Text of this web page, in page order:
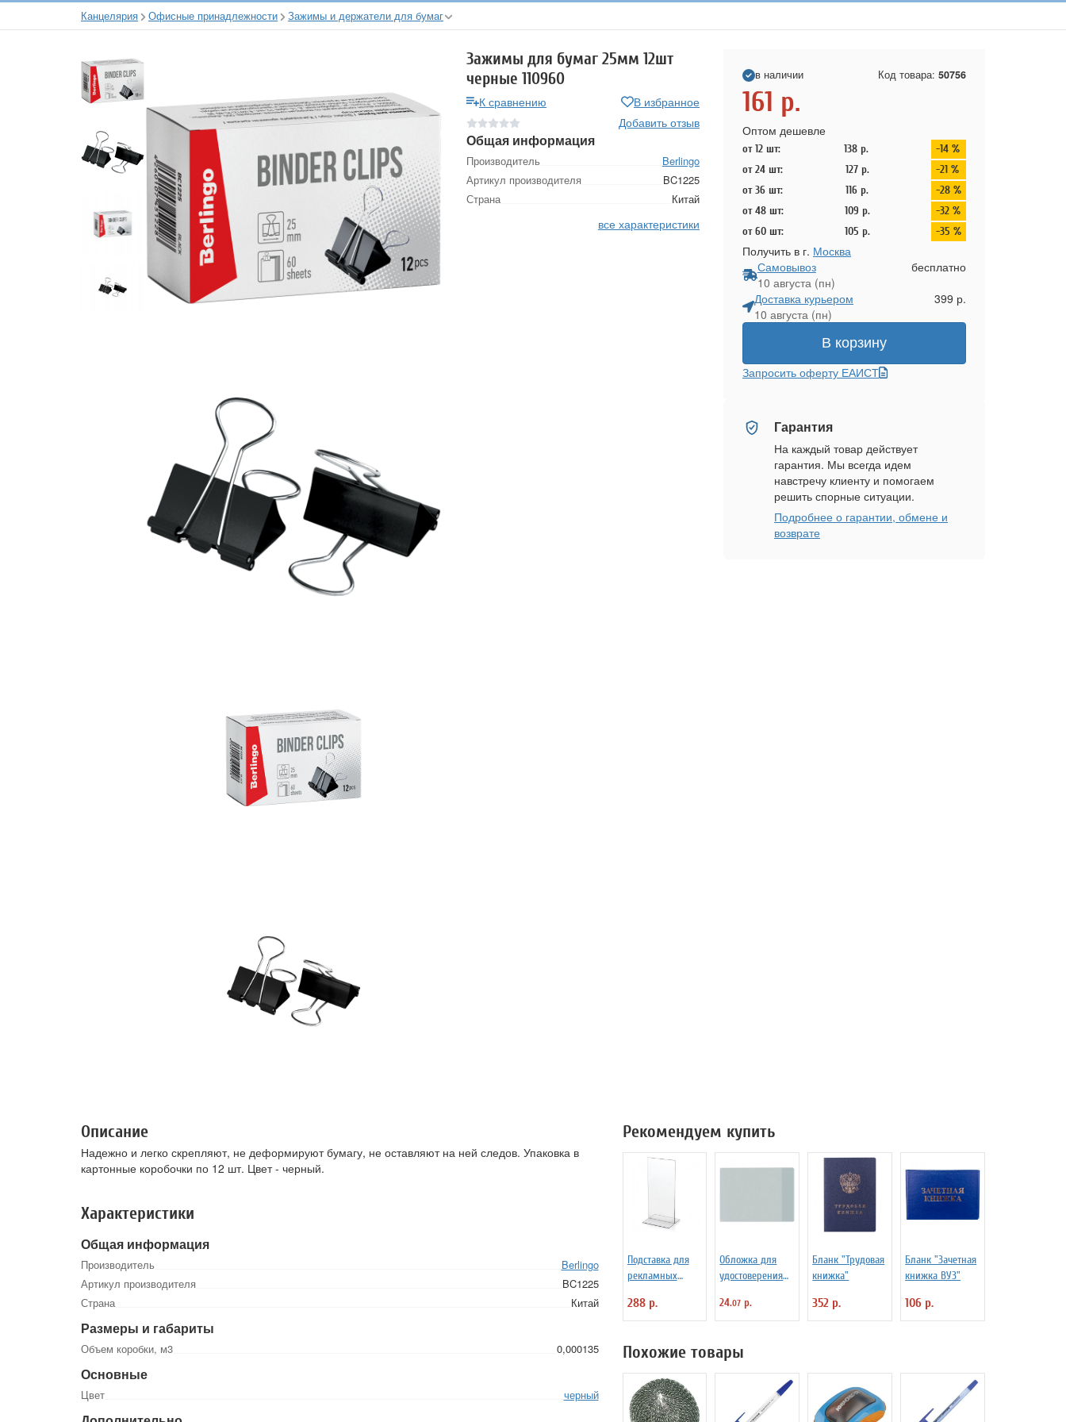
Канцелярия Офисные принадлежности Зажимы и держатели для бумаг
Зажимы для бумаг 25мм 12шт
черные 110960
К сравнению
В избранное
Добавить отзыв
Общая информация
Производитель
Berlingo
Артикул производителя
BC1225
Страна
Китай
все характеристики
в наличии Код товара: 50756
161 р.
Оптом дешевле
от 12 шт: 138 р.
-14 %
от 24 шт:
127 р.
-21 %
от 36 шт:
116 р.
-28 %
от 48 шт:
109 р.
-32 %
от 60 шт:
105 р. -35 %
Получить в г. Москва
Самовывоз
10 августа (пн)
бесплатно
Доставка курьером
10 августа (пн)
399 р.
В корзину
Запросить оферту ЕАИСТ
Гарантия
На каждый товар действует
гарантия. Мы всегда идем
навстречу клиенту и помогаем
решить спорные ситуации.
Подробнее о гарантии, обмене и
возврате
Описание
Надежно и легко скрепляют, не деформируют бумагу, не оставляют на ней следов. Упаковка в
картонные коробочки по 12 шт. Цвет - черный.
Характеристики
Общая информация
Производитель
Berlingo
Артикул производителя
BC1225
Страна
Китай
Размеры и габариты
Объем коробки, м3 0,000135
Основные
Цвет черный
Рекомендуем купить
Подставка для
рекламных
BRAUBERG,
размер 10*21 см
настольная,
двусторонняя,
оргст
288 р.
Обложка для
удостоверения
размер 74*207
мм
24.07 р.
Бланк "Трудовая
книжка"
352 р.
Бланк "Зачетная
книжка ВУЗ"
106 р.
Похожие товары